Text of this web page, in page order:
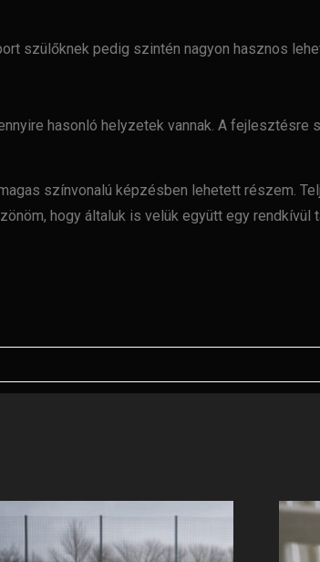
szülőknek pedig szintén nagyon hasznos
hasonló helyzetek vannak. A fejlesztésre
színvonalú képzésben lehetett részem.
hogy általuk is velük együtt egy rendkívül